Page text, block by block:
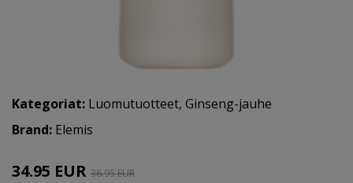
Kategoriat: Luomutuotteet, Ginseng-jauhe
Brand: Elemis
34.95 EUR 36.95 EUR